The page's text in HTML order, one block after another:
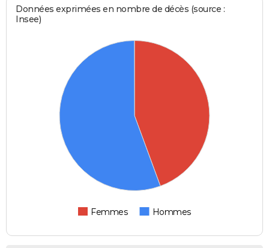
Données exprimées en nombre de décès (source :
Insee)
Femmes Hommes